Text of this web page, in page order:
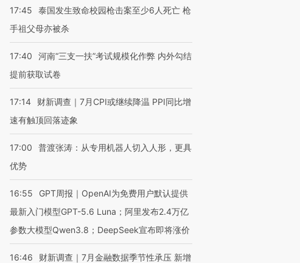
育部长拱下台
飞地休达
】走进第四届链博
让数智科技“链”接产
【特别呈现】寻找100种
有意思的生活方式·第三对
CFO：不靠规模取胜，华
住三大增长引擎是什么？
17:45
泰国发生致命校园枪击案至少6人死亡 枪
手祖父母亦被杀
17:40
河南“三支一扶”考试规模化作弊 内外勾结
提前获取试卷
17:14
财新调查｜7月CPI或继续降温 PPI同比增
速有触顶回落迹象
17:00
普渡张涛：从专用机器人切入人形，更具
优势
16:55
GPT周报｜OpenAI为免费用户默认提供
最新入门模型GPT-5.6 Luna；阿里发布2.4万亿
参数大模型Qwen3.8；DeepSeek宣布即将涨价
16:46
财新调查｜7月金融数据季节性承压 新增